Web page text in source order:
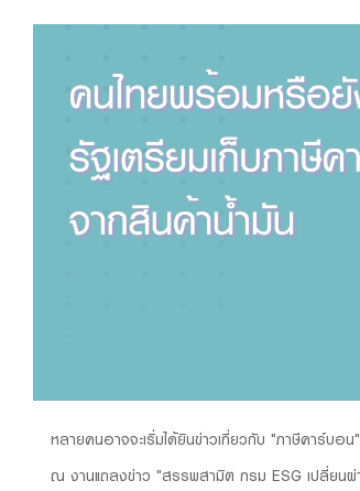
หลายคนอาจจะเริ่มได้ยินข่าวเกี่ยวกับ "ภาษีคาร์บอ
ณ งานแถลงข่าว "สรรพสามิต กรม ESG เปลี่ยน